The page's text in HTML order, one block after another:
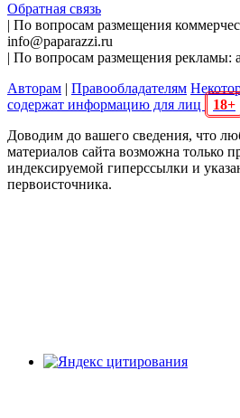
Обратная связь
| По вопросам размещения
info@paparazzi.ru
| По вопросам размещения рекламы:
Авторам | Правообладателям
содержат информацию для лиц
18+
Доводим до вашего сведения, что
материалов сайта возможна только
индексируемой гиперссылки и
первоисточника.